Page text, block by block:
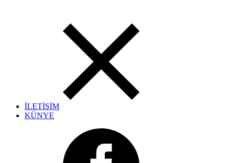
İLETİŞİM
KÜNYE